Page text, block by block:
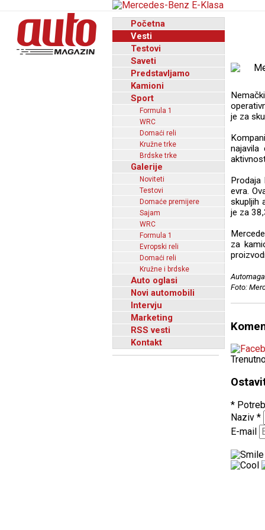
Početna
Vesti
Testovi
Saveti
Predstavljamo
Kamioni
Sport
Formula 1
WRC
Domaći reli
Kružne trke
Brdske trke
Galerije
Noviteti
Testovi
Domaće premijere
Sajam
WRC
Formula 1
Evropski reli
Domaći reli
Kružne i brdske
Auto oglasi
Novi automobili
Intervju
Marketing
RSS vesti
Kontakt
je za
Prodaja
evra.
skupljih
je za
za
Foto:
*
Naziv *
E-mail